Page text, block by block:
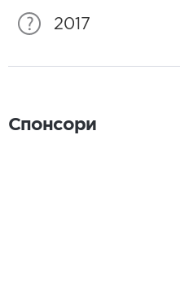
2017
Спонсори